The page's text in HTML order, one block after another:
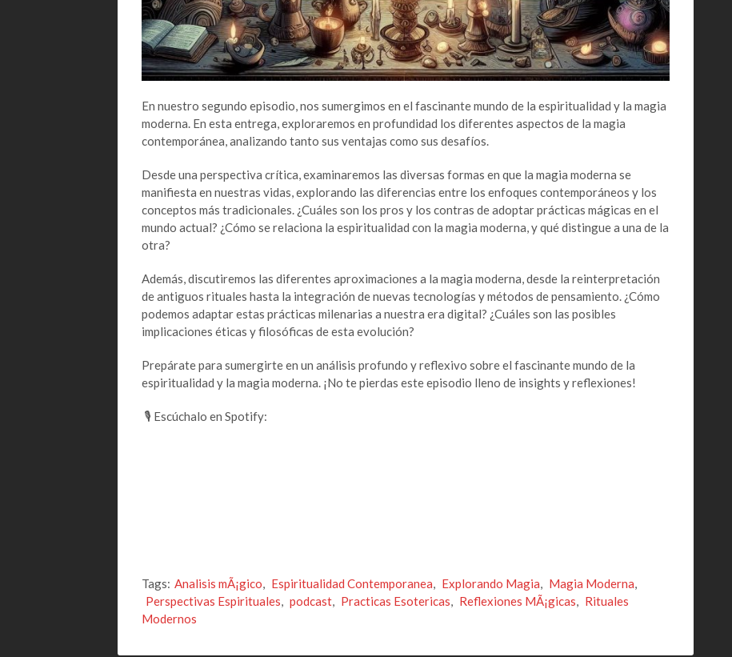
En nuestro segundo episodio, nos sumergimos en el fascinante mundo de la espiritualidad y la magia
moderna. En esta entrega, exploraremos en profundidad los diferentes aspectos de la magia
contemporánea, analizando tanto sus ventajas como sus desafíos.
Desde una perspectiva crítica, examinaremos las diversas formas en que la magia moderna se
manifiesta en nuestras vidas, explorando las diferencias entre los enfoques contemporáneos y los
conceptos más tradicionales. ¿Cuáles son los pros y los contras de adoptar prácticas mágicas en el
mundo actual? ¿Cómo se relaciona la espiritualidad con la magia moderna, y qué distingue a una de la
otra?
Además, discutiremos las diferentes aproximaciones a la magia moderna, desde la reinterpretación
de antiguos rituales hasta la integración de nuevas tecnologías y métodos de pensamiento. ¿Cómo
podemos adaptar estas prácticas milenarias a nuestra era digital? ¿Cuáles son las posibles
implicaciones éticas y filosóficas de esta evolución?
Prepárate para sumergirte en un análisis profundo y reflexivo sobre el fascinante mundo de la
espiritualidad y la magia moderna. ¡No te pierdas este episodio lleno de insights y reflexiones!
🎙 Escúchalo en Spotify:
Tags: Analisis mÃ¡gico, Espiritualidad Contemporanea, Explorando Magia, Magia Moderna,
Perspectivas Espirituales, podcast, Practicas Esotericas, Reflexiones MÃ¡gicas, Rituales
Modernos